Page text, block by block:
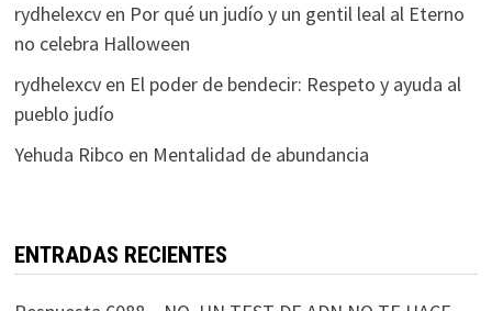
rydhelexcven Por qué un judío y un gentil leal al Eterno
no celebra Halloween
rydhelexcven El poder de bendecir: Respeto y ayuda al
pueblo judío
Yehuda Ribco en Mentalidad de abundancia
ENTRADAS RECIENTES